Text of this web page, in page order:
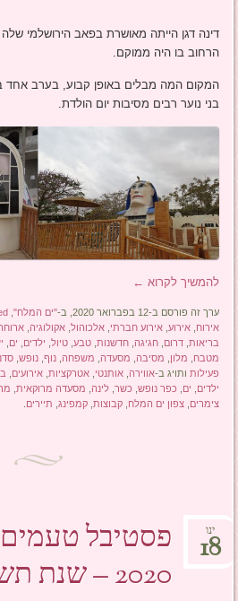
דינה דגן הייתה מאושרת בפאב הירושלמי
הרחוב בו היה ממוקם.
בני נוער רבים מסיבות יום הולדת.
להמשיך לקרוא ←
ערך זה פורסם ב-12 בפברואר 2020, ב- "ים המלח"
אירוח ,אירוע ,אירוע חברתי ,אלכוהול ,אקולוגיה ,
בריאות ,דרום ,חגיגה ,חדשנות ,טבע ,טיול ילדים ים
מטבח
מלון מסיבה מסעדה משפחה ,נוף ,נופש ,
פעילות ותויג ב-אווירה ,אותנטי ,אטרקציות ,אירועים
ילדים
ים כפר נופש כשר ,לינה מסעדה מרוקאית
צימרים ,צפון ים המלח ,קבוצות ,קמפינג תיירים
פסטיבל
2020 – שנת תש"פ !
ינו
18